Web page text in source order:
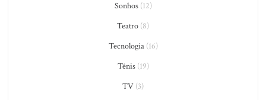
Sonhos(12)
Teatro (8)
Tecnologia(16)
Tênis(19)
TV (3)